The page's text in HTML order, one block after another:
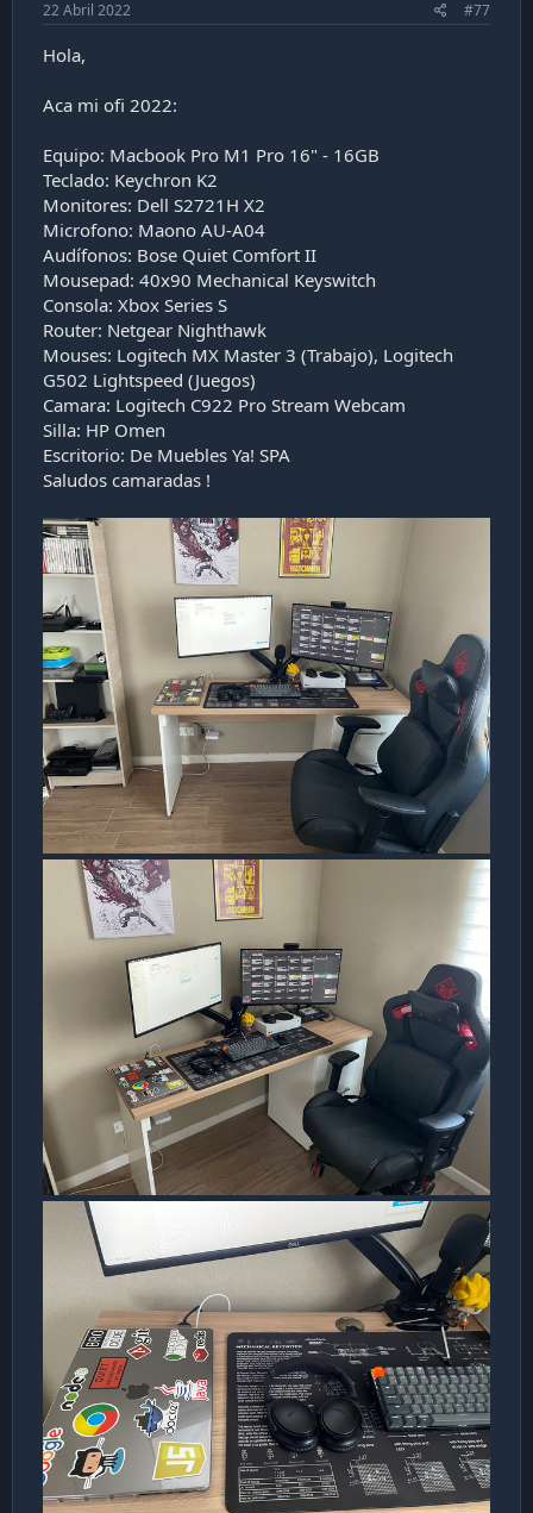
22 Abril 2022 #77
Hola,
Aca mi ofi 2022:
Equipo: Macbook Pro M1 Pro 16" - 16GB
Teclado: Keychron K2
Monitores: Dell S2721H X2
Microfono: Maono AU-A04
Audífonos: Bose Quiet Comfort II
Mousepad: 40x90 Mechanical Keyswitch
Consola: Xbox Series S
Router: Netgear Nighthawk
Mouses: Logitech MX Master 3 (Trabajo), Logitech
G502 Lightspeed (Juegos)
Camara: Logitech C922 Pro Stream Webcam
Silla: HP Omen
Escritorio: De Muebles Ya! SPA
Saludos camaradas !